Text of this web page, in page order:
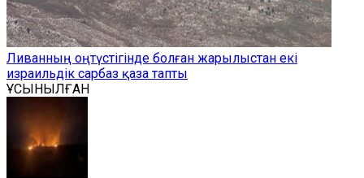
Ливанның оңтүстігінде болған жарылыстан екі
израильдік сарбаз қаза тапты
ҰСЫНЫЛҒАН